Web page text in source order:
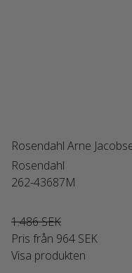
Rosendahl Arne
Rosendahl
262-43687M
1.486 SEK
Pris från 964 SEK
Visa produkten